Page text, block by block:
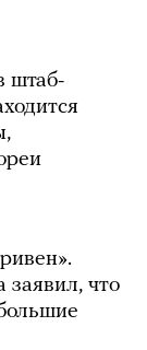
штаб-
заявил, что